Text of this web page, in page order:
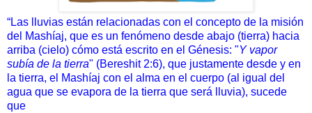
“Las lluvias están relacionadas con el concepto de la misión
del Mashíaj, que es un fenómeno desde abajo (tierra) hacia
arriba (cielo) cómo está escrito en el Génesis: "Y vapor
subía de la tierra" (Bereshit 2:6), que justamente desde y en
la tierra, el Mashíaj con el alma en el cuerpo (al igual del
agua que se evapora de la tierra que será lluvia), sucede
que